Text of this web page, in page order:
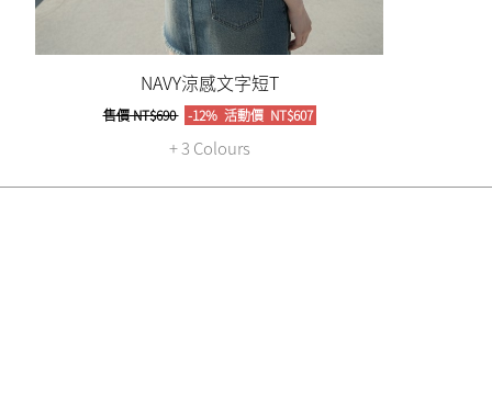
NAVY涼感文字短T
售價NT$690 -12% 活動價NT$607
+ 3 Colours